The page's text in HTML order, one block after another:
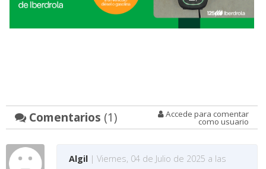
Comentarios (1) Accede para comentar
como usuario
Algil | Viernes, 04 de Julio de 2025 a las